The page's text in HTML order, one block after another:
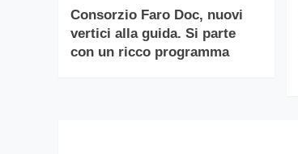
Consorzio Faro Doc, nuovi
vertici alla guida. Si parte
con un ricco programma